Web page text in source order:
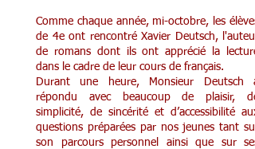
Comme chaque année, mi-octobre, les élèves
de 4e ont rencontré Xavier Deutsch, l'auteur
de romans dont ils ont apprécié la lecture
dans le cadre de leur cours de français.
Durant une heure, Monsieur Deutsch a
répondu avec beaucoup de plaisir, de
simplicité, de sincérité et d’accessibilité aux
questions préparées par nos jeunes tant sur
son parcours personnel ainsi que sur ses